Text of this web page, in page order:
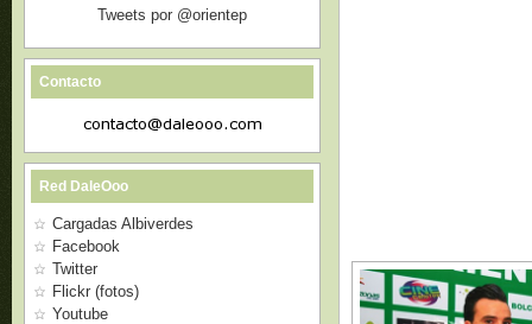
Tweets por @orientep
Contacto
Red DaleOoo
Cargadas Albiverdes
Facebook
Twitter
Flickr (fotos)
Youtube